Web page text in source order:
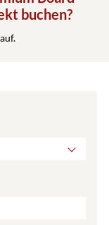
buchen?